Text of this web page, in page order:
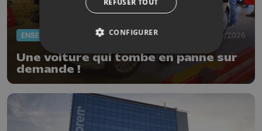
04/06/2026
Une voiture qui tombe en panne sur
demande !
CONFIGURER